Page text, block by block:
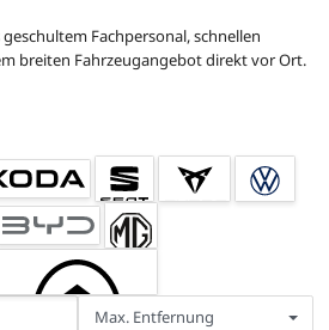
Fachpersonal, schnellen
breiten Fahrzeugangebot direkt vor Ort.
Max. Entfernung